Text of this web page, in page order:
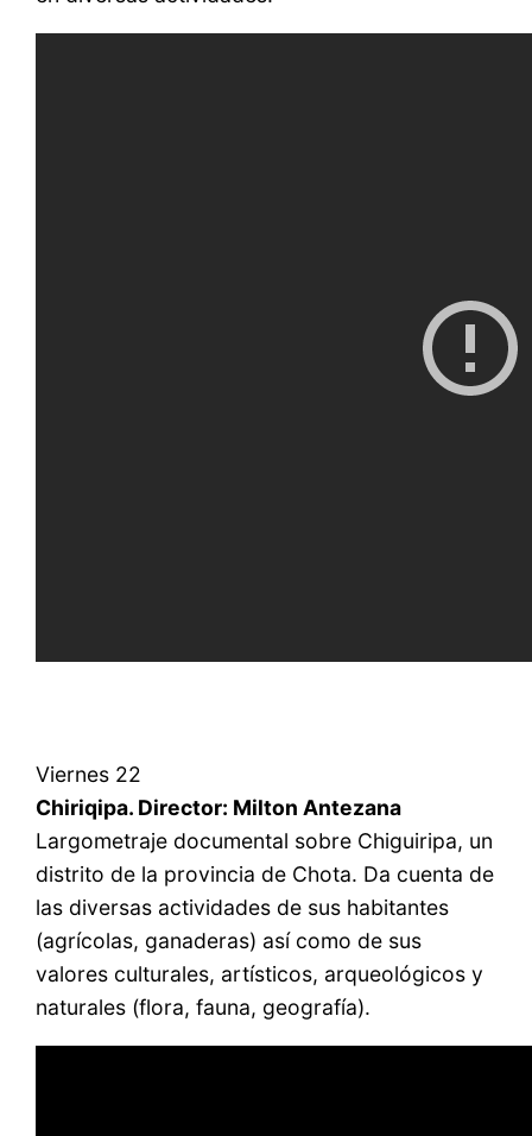
Viernes 22
Chiriqipa. Director: Milton Antezana
Largometraje documental sobre Chiguiripa, un
distrito de la provincia de Chota. Da cuenta de
las diversas actividades de sus habitantes
(agrícolas, ganaderas) así como de sus
valores culturales, artísticos, arqueológicos y
naturales (flora, fauna, geografía).